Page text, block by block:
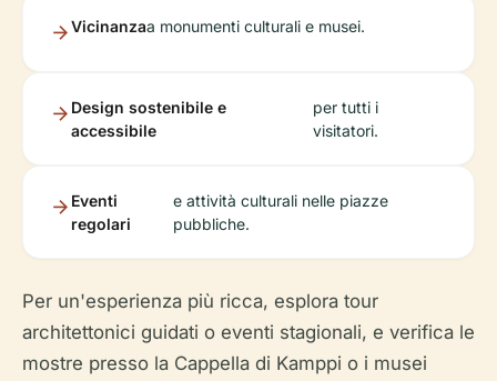
Vicinanzaa monumenti culturali e musei.
Design sostenibile e
accessibile
per tutti i
visitatori.
Eventi
regolari
e attività culturali nelle piazze
pubbliche.
Per un'esperienza più ricca, esplora tour
architettonici guidati o eventi stagionali, e verifica le
mostre presso la Cappella di Kamppi o i musei